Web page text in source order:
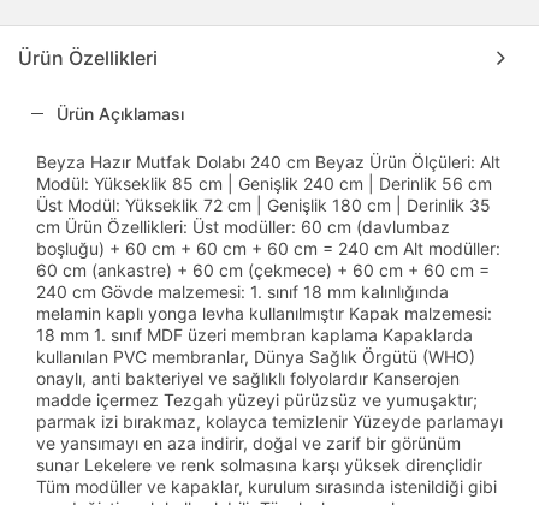
Ürün Özellikleri
Ürün Açıklaması
Beyza Hazır Mutfak Dolabı 240 cm Beyaz Ürün Ölçüleri: Alt
Modül: Yükseklik 85 cm | Genişlik 240 cm | Derinlik 56 cm
Üst Modül: Yükseklik 72 cm | Genişlik 180 cm | Derinlik 35
cm Ürün Özellikleri: Üst modüller: 60 cm (davlumbaz
boşluğu) + 60 cm + 60 cm + 60 cm = 240 cm Alt modüller:
60 cm (ankastre) + 60 cm (çekmece) + 60 cm + 60 cm =
240 cm Gövde malzemesi: 1. sınıf 18 mm kalınlığında
melamin kaplı yonga levha kullanılmıştır Kapak malzemesi:
18 mm 1. sınıf MDF üzeri membran kaplama Kapaklarda
kullanılan PVC membranlar, Dünya Sağlık Örgütü (WHO)
onaylı, anti bakteriyel ve sağlıklı folyolardır Kanserojen
madde içermez Tezgah yüzeyi pürüzsüz ve yumuşaktır;
parmak izi bırakmaz, kolayca temizlenir Yüzeyde parlamayı
ve yansımayı en aza indirir, doğal ve zarif bir görünüm
sunar Lekelere ve renk solmasına karşı yüksek dirençlidir
Tüm modüller ve kapaklar, kurulum sırasında istenildiği gibi